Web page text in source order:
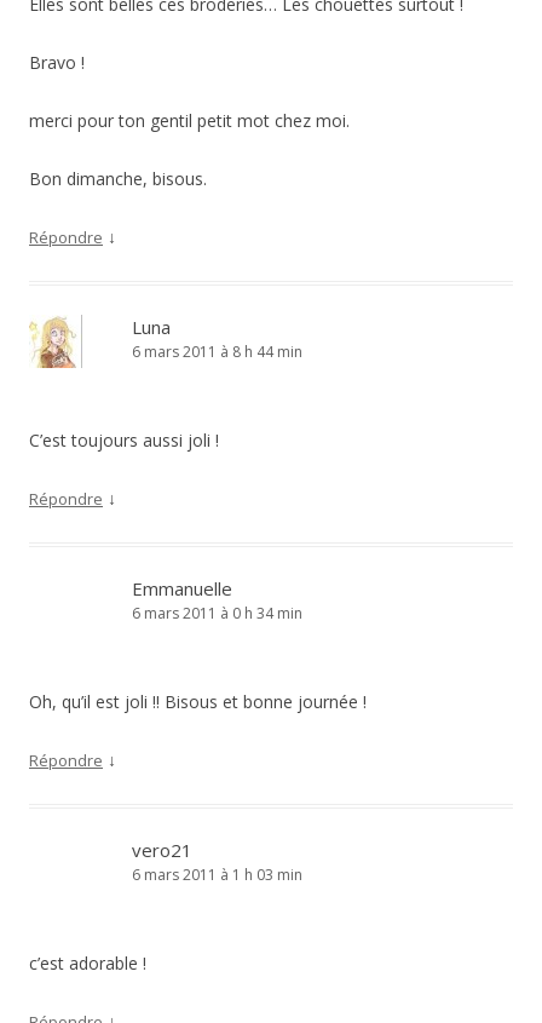
Bravo !
merci pour ton gentil petit mot chez moi.
Bon dimanche, bisous.
Répondre ↓
Luna
6 mars 2011 à 8 h 44 min
C’est toujours aussi joli !
Répondre ↓
Emmanuelle
6 mars 2011 à 0 h 34 min
Oh, qu’il est joli !! Bisous et bonne journée !
Répondre ↓
vero21
6 mars 2011 à 1 h 03 min
c’est adorable !